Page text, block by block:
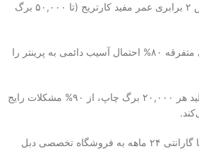
افزایش عمر کارتریج: افزایش ۲ برابری عمر مفید کارتریج (تا ۵۰,۰۰۰ برگ
⚠️ هشدار: استفاده از بلیدهای متفرقه ۸۰% احتمال آسیب دائمی به پرینتر را
نکته طلایی: تعویض به‌موقع بلید هر ۲۰,۰۰۰ برگ چاپ، از ۹۰% مشکلات رایج
برای خرید بلیدهای اورجینال با گارانتی ۲۴ ماهه به فروشگاه تخصصی دبل